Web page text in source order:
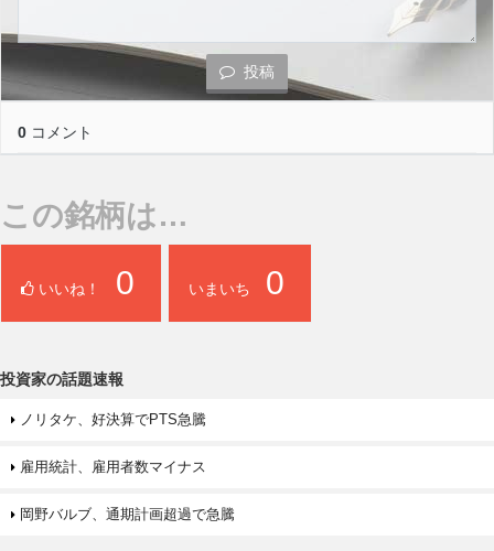
投稿
0 コメント
この銘柄は…
いいね！ 0 いまいち 0
投資家の話題速報
ノリタケ、好決算でPTS急騰
雇用統計、雇用者数マイナス
岡野バルブ、通期計画超過で急騰